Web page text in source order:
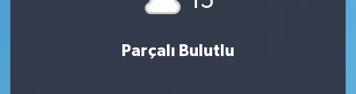
Parçalı Bulutlu